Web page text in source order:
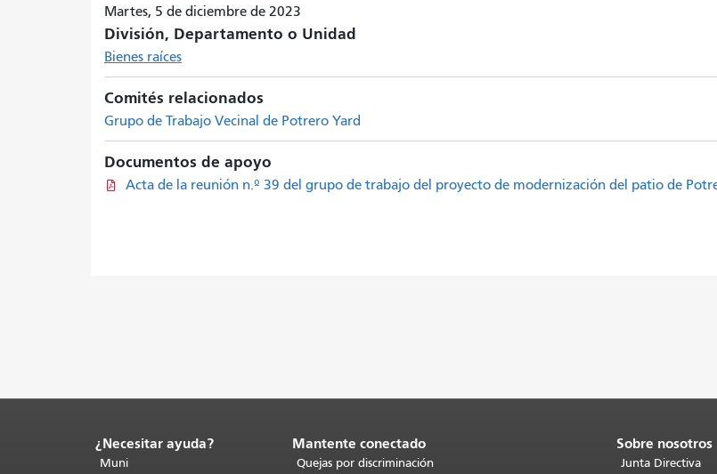
Martes, 5 de diciembre de 2023
División, Departamento o Unidad
Bienes raíces
Comités relacionados
Grupo de Trabajo Vecinal de Potrero Yard
Documentos de apoyo
Acta de la reunión n.º 39 del grupo de trabajo del proyecto de modernización del patio de
Fin
del
¿Necesitar ayuda?
Muni
Mantente conectado
Quejas por discriminación
Sobre nosotros
Junta Directiva